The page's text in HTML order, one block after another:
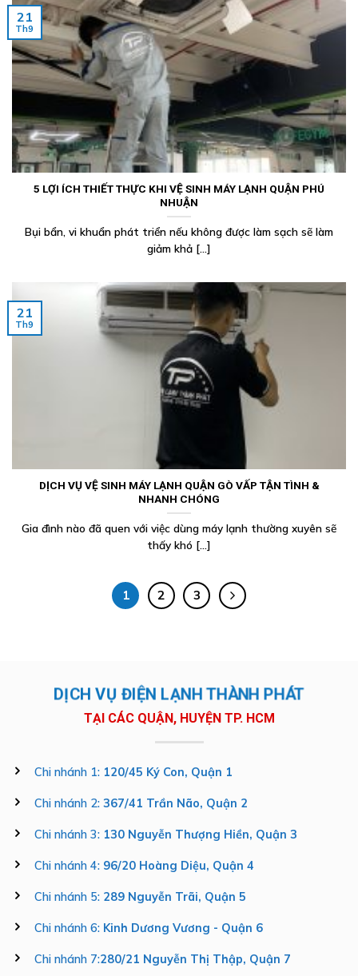
5 LỢI ÍCH THIẾT THỰC KHI VỆ SINH MÁY LẠNH QUẬN PHÚ
NHUẬN
Bụi bẩn, vi khuẩn phát triển nếu không được làm sạch sẽ làm
giảm khả [...]
21
Th9
DỊCH VỤ VỆ SINH MÁY LẠNH QUẬN GÒ VẤP TẬN TÌNH &
NHANH CHÓNG
Gia đình nào đã quen với việc dùng máy lạnh thường xuyên sẽ
thấy khó [...]
21
Th9
1 2 3
DỊCH VỤ ĐIỆN LẠNH THÀNH PHÁT
TẠI CÁC QUẬN, HUYỆN TP. HCM
Chi nhánh 1: 120/45 Ký Con, Quận 1
Chi nhánh 2: 367/41 Trần Não, Quận 2
Chi nhánh 3: 130 Nguyễn Thượng Hiền, Quận 3
Chi nhánh 4: 96/20 Hoàng Diệu, Quận 4
Chi nhánh 5: 289 Nguyễn Trãi, Quận 5
Chi nhánh 6: Kinh Dương Vương - Quận 6
Chi nhánh 7:280/21 Nguyễn Thị Thập, Quận 7